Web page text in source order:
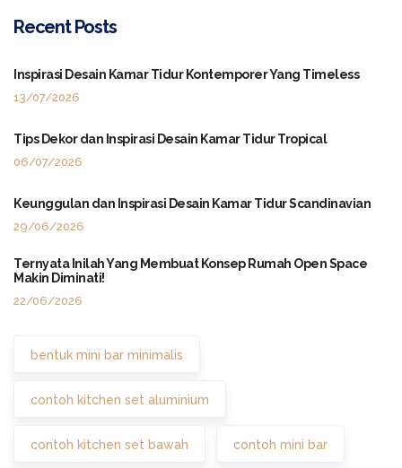
Recent Posts
Inspirasi Desain Kamar Tidur Kontemporer Yang Timeless
13/07/2026
Tips Dekor dan Inspirasi Desain Kamar Tidur Tropical
06/07/2026
Keunggulan dan Inspirasi Desain Kamar Tidur Scandinavian
29/06/2026
Ternyata Inilah Yang Membuat Konsep Rumah Open Space
Makin Diminati!
22/06/2026
bentuk mini bar minimalis
contoh kitchen set aluminium
contoh kitchen set bawah contoh mini bar